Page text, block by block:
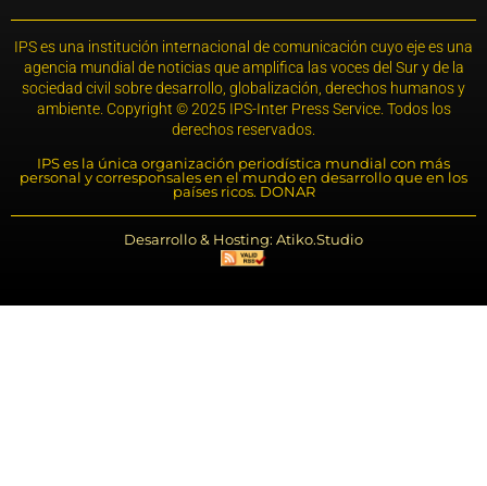
IPS es una institución internacional de comunicación cuyo eje es una
agencia mundial de noticias que amplifica las voces del Sur y de la
sociedad civil sobre desarrollo, globalización, derechos humanos y
ambiente. Copyright © 2025 IPS-Inter Press Service. Todos los
derechos reservados.
IPS es la única organización periodística mundial con más
personal y corresponsales en el mundo en desarrollo que en los
países ricos. DONAR
Desarrollo & Hosting: Atiko.Studio